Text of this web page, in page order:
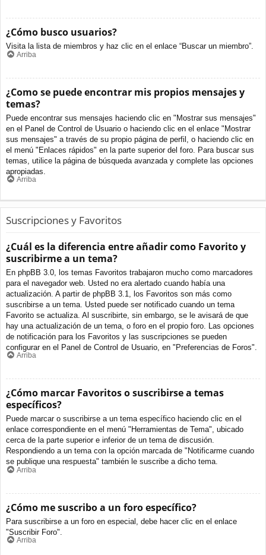
¿Cómo busco usuarios?
Visita la lista de miembros y haz clic en el enlace “Buscar un miembro”.
Arriba
¿Como se puede encontrar mis propios mensajes y
temas?
Puede encontrar sus mensajes haciendo clic en "Mostrar sus mensajes"
en el Panel de Control de Usuario o haciendo clic en el enlace "Mostrar
sus mensajes" a través de su propio página de perfil, o haciendo clic en
el menú "Enlaces rápidos" en la parte superior del foro. Para buscar sus
temas, utilice la página de búsqueda avanzada y complete las opciones
apropiadas.
Arriba
Suscripciones y Favoritos
¿Cuál es la diferencia entre añadir como Favorito y
suscribirme a un tema?
En phpBB 3.0, los temas Favoritos trabajaron mucho como marcadores
para el navegador web. Usted no era alertado cuando había una
actualización. A partir de phpBB 3.1, los Favoritos son más como
suscribirse a un tema. Usted puede ser notificado cuando un tema
Favorito se actualiza. Al suscribirte, sin embargo, se le avisará de que
hay una actualización de un tema, o foro en el propio foro. Las opciones
de notificación para los Favoritos y las suscripciones se pueden
configurar en el Panel de Control de Usuario, en "Preferencias de Foros".
Arriba
¿Cómo marcar Favoritos o suscribirse a temas
específicos?
Puede marcar o suscribirse a un tema específico haciendo clic en el
enlace correspondiente en el menú "Herramientas de Tema", ubicado
cerca de la parte superior e inferior de un tema de discusión.
Respondiendo a un tema con la opción marcada de "Notificarme cuando
se publique una respuesta" también le suscribe a dicho tema.
Arriba
¿Cómo me suscribo a un foro específico?
Para suscribirse a un foro en especial, debe hacer clic en el enlace
"Suscribir Foro".
Arriba